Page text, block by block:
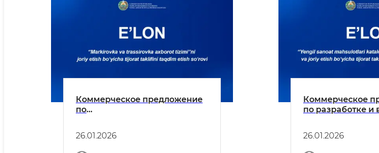
Коммерческое предложение
по
трассировки"
26.01.2026
Коммерческое
по разработке
26.01.2026